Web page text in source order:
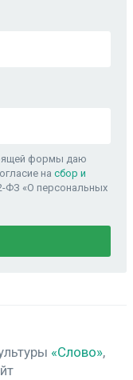
формы даю
на сбор и
ФЗ «О персональных
«Слово»,